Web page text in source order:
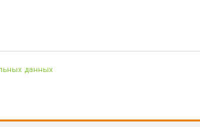
данных